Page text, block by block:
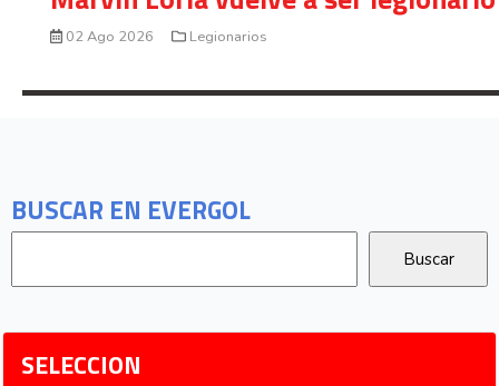
BUSCAR EN EVERGOL
SELECCION
02 Ago 2026 Legionarios